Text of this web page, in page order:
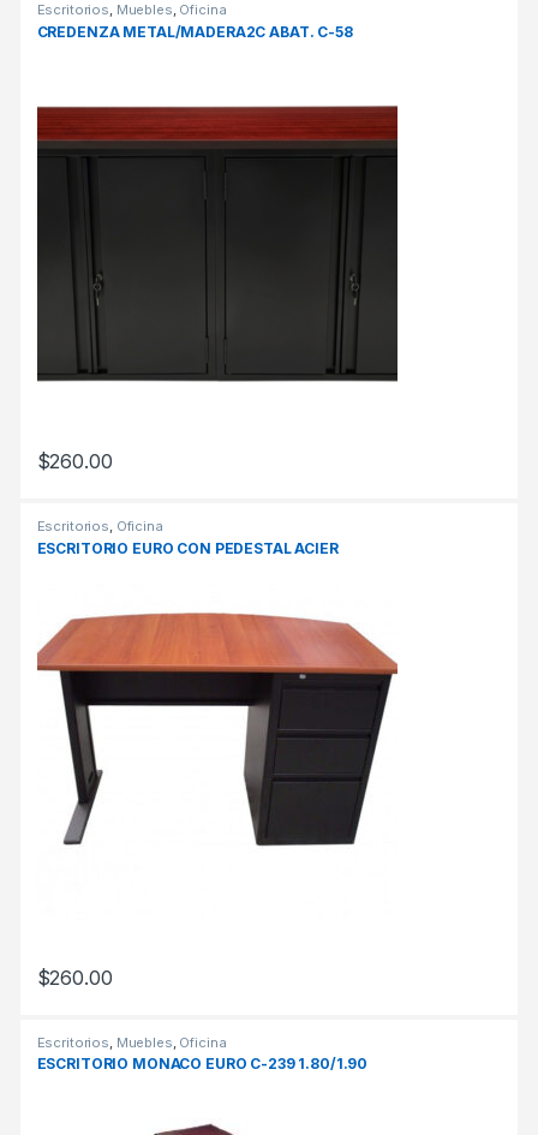
Escritorios, Muebles, Oficina
CREDENZA METAL/MADERA2C ABAT. C-58
$260.00
Escritorios, Oficina
ESCRITORIO EURO CON PEDESTAL ACIER
$260.00
Escritorios Muebles Oficina
ESCRITORIO MONACO EURO C-239 1.80/1.90